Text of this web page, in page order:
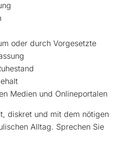
oder durch Vorgesetzte
Medien und Onlineportalen
diskret und mit dem nötigen
Alltag. Sprechen Sie